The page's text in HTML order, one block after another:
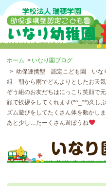
ホーム
いなり園ブログ
幼保連携型 認定こども園 い
組 朝から雨でどんよりとしたお天
ぞう組のお友だちはにっこり笑顔で
顔で挨拶をしてくれます(*^_^*)久し
ズム遊びをしてたくさん体を動かし
あと少し…たーくさん遊ぼうね